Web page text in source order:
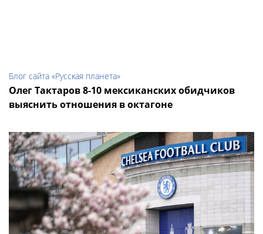
Блог сайта «Русская планета»
Олег Тактаров 8-10 мексиканских обидчиков
выяснить отношения в октагоне